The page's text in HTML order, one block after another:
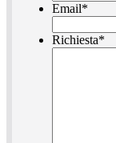
Email*
Richiesta*